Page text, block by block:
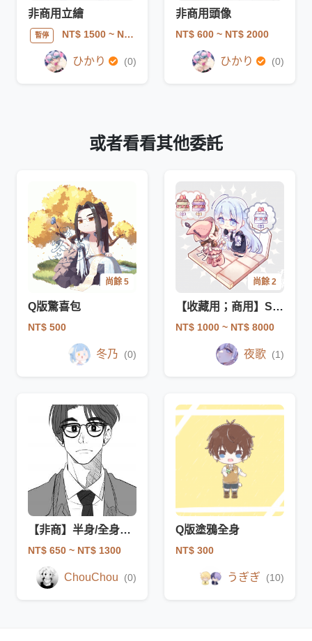
非商用立繪
暫停 NT$ 1500~ NT$ 5000
ひかり (0)
非商用頭像
NT$ 600 ~ NT$ 2000
ひかり (0)
或者看看其他委託
尚餘 5
Q版驚喜包
NT$ 500
冬乃 (0)
尚餘 2
【收藏用；商用】SD✦Q版角色
NT$ 1000 ~ NT$ 8000
夜歌 (1)
【非商】半身/全身像(黑白or彩色)
NT$ 650 ~ NT$ 1300
ChouChou (0)
Q版塗鴉全身
NT$ 300
うぎぎ (10)